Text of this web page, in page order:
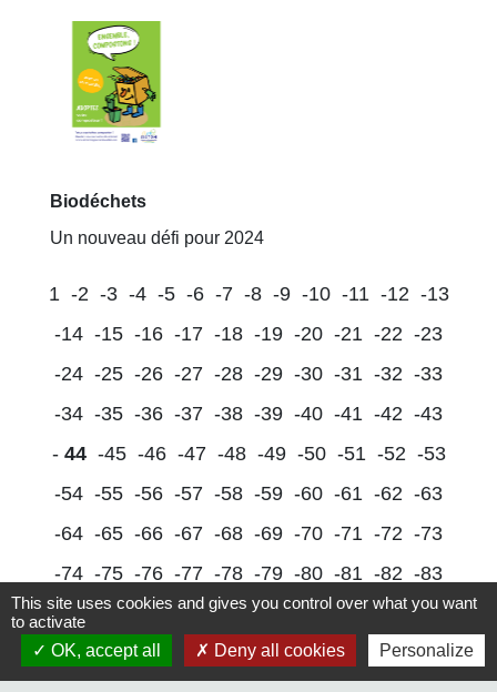
Biodéchets
Un nouveau défi pour 2024
1 -2 -3 -4 -5 -6 -7 -8 -9 -10 -11 -12 -13
-14 -15 -16 -17 -18 -19 -20 -21 -22 -23
-24 -25 -26 -27 -28 -29 -30 -31 -32 -33
-34 -35 -36 -37 -38 -39 -40 -41 -42 -43
- 44 -45 -46 -47 -48 -49 -50 -51 -52 -53
-54 -55 -56 -57 -58 -59 -60 -61 -62 -63
-64 -65 -66 -67 -68 -69 -70 -71 -72 -73
-74 -75 -76 -77 -78 -79 -80 -81 -82 -83
-84 -85 -86 -87 -88 -89 -90 -91 -92 -93
-94 -95 -96 -97 -98 -99 -100 -101 -102
This site uses cookies and gives you control over what you want
to activate
OK, accept all
Deny all cookies Personalize